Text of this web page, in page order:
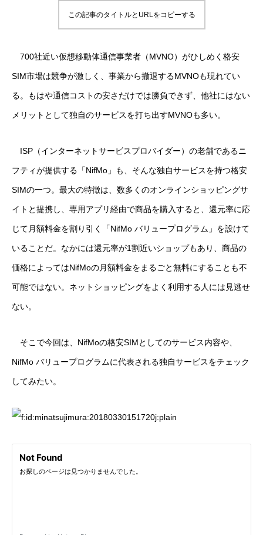
この記事のタイトルとURLをコピーする
700社近い仮想移動体通信事業者（MVNO）がひしめく格安
SIM市場は競争が激しく、事業から撤退するMVNOも現れてい
る。もはや通信コストの安さだけでは勝負できず、他社にはない
メリットとして独自のサービスを打ち出すMVNOも多い。
ISP（インターネットサービスプロバイダー）の老舗であるニ
フティが提供する「NifMo」も、そんな独自サービスを持つ格安
SIMの一つ。最大の特徴は、数多くのオンラインショッピングサ
イトと提携し、専用アプリ経由で商品を購入すると、還元率に応
じて月額料金を割り引く「NifMo バリュープログラム」を設けて
いることだ。なかには還元率が1割近いショップもあり、商品の
価格によってはNifMoの月額料金をまるごと無料にすることも不
可能ではない。ネットショッピングをよく利用する人には見逃せ
ない。
そこで今回は、NifMoの格安SIMとしてのサービス内容や、
NifMo バリュープログラムに代表される独自サービスをチェック
してみたい。